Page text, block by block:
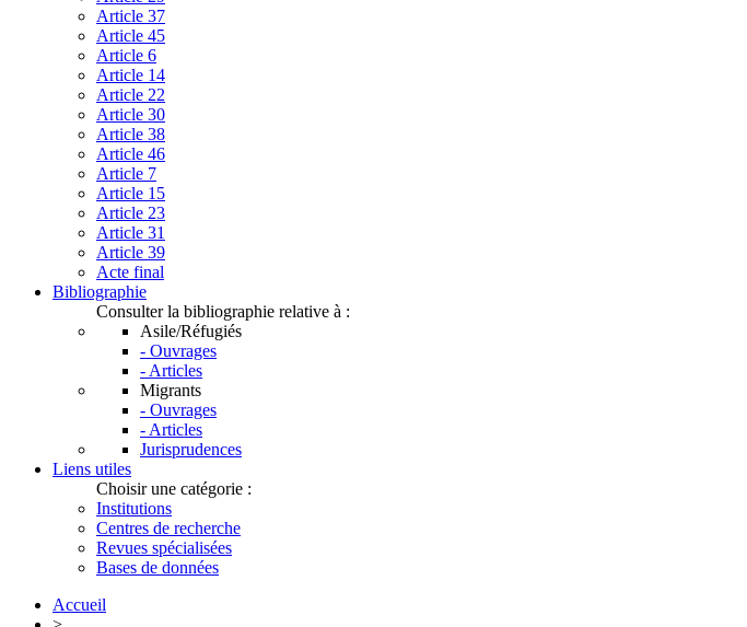
Article 37
Article 45
Article 6
Article 14
Article 22
Article 30
Article 38
Article 46
Article 7
Article 15
Article 23
Article 31
Article 39
Acte final
Bibliographie
Consulter la bibliographie relative à :
Asile/Réfugiés
- Ouvrages
- Articles
Migrants
- Ouvrages
- Articles
Jurisprudences
Liens utiles
Choisir une catégorie :
Institutions
Centres de recherche
Revues spécialisées
Bases de données
Accueil